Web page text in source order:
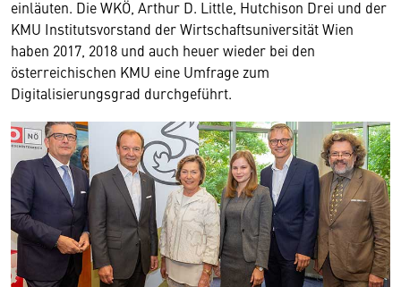
einläuten. Die WKÖ, Arthur D. Little, Hutchison Drei und der
KMU Institutsvorstand der Wirtschaftsuniversität Wien
haben 2017, 2018 und auch heuer wieder bei den
österreichischen KMU eine Umfrage zum
Digitalisierungsgrad durchgeführt.